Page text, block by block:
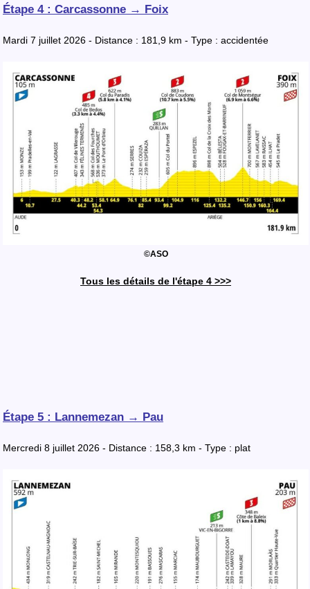
Étape 4 : Carcassonne → Foix
Mardi 7 juillet 2026 - Distance : 181,9 km - Type : accidentée
©ASO
Tous les détails de l'étape 4 >>>
Étape 5 : Lannemezan → Pau
Mercredi 8 juillet 2026 - Distance : 158,3 km - Type : plat